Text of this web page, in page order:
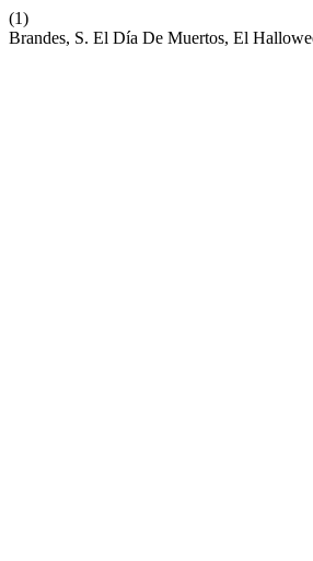
(1)
Brandes, S. El Día De Muertos, El